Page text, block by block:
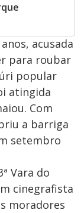
acusada
para roubar
popular
atingida
Com
a barriga
setembro
Vara do
cinegrafista
moradores